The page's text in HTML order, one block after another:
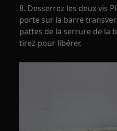
8. Desserrez les deux vis
porte sur la barre
pattes de la serrure de la
tirez pour libérer.